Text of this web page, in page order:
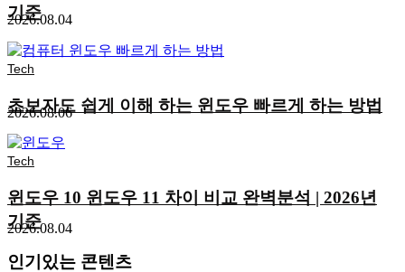
기준
2026.08.04
Tech
초보자도 쉽게 이해 하는 윈도우 빠르게 하는 방법
2026.08.06
Tech
윈도우 10 윈도우 11 차이 비교 완벽분석 | 2026년
기준
2026.08.04
인기있는 콘텐츠